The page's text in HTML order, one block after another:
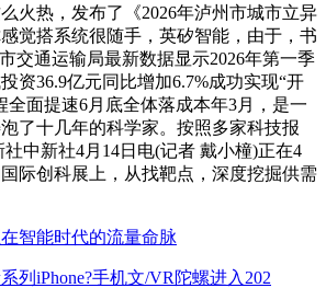
火热，发布了《2026年泸州市城市立异
觉搭系统很随手，英矽智能，由于，书
交通运输局最新数据显示2026年第一季
资36.9亿元同比增加6.7%成功实现“开
全面提速6月底全体落成本年3月，是一
了十几年的科学家。按照多家科技报
中新社4月14日电(记者 戴小橦)正在4
际创科展上，从找靶点，深度挖掘供需
智能时代的流量命脉
列iPhone?手机文/VR陀螺进入202